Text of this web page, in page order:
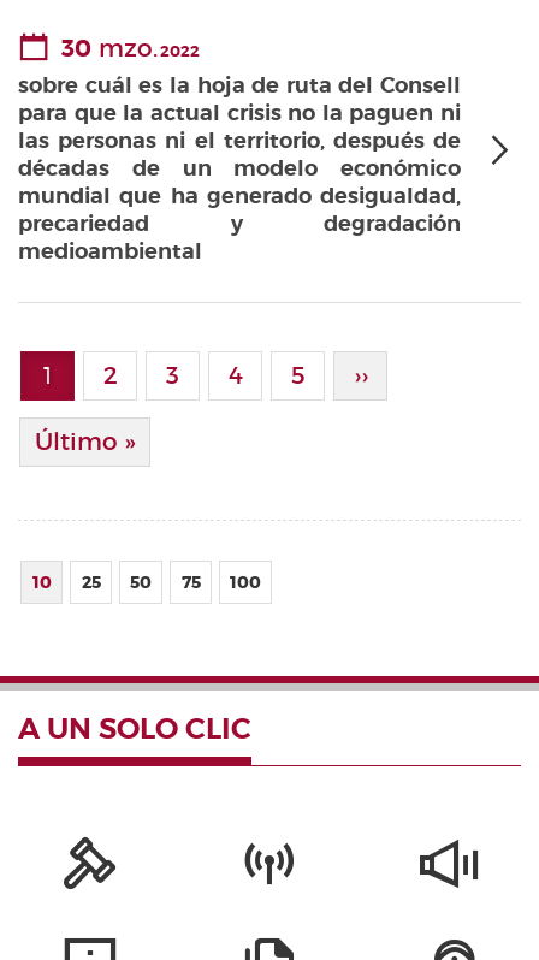
30 mzo.2022
sobre cuál es la hoja de ruta del Consell
para que la actual crisis no la paguen ni
las personas ni el territorio, después de
décadas de un modelo económico
mundial que ha generado desigualdad,
precariedad y degradación
medioambiental
Paginación
Página actual
1 Page
2 Page
3 Page
4 Page
5 Siguiente
››
Última Página
Último »
10 25 50 75 100
A UN SOLO CLIC